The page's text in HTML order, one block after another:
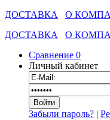
ДОСТАВКА О
ДОСТАВКА
О
Сравнение 0
Личный кабинет
Забыли пароль? |